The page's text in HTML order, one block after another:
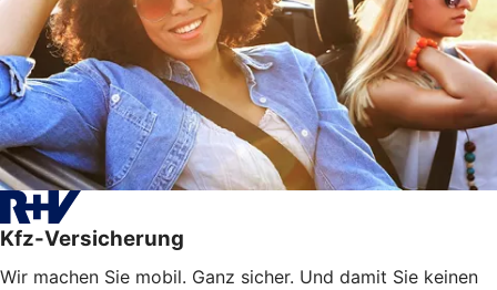
Kfz-Versicherung
Wir machen Sie mobil. Ganz sicher. Und damit Sie keinen